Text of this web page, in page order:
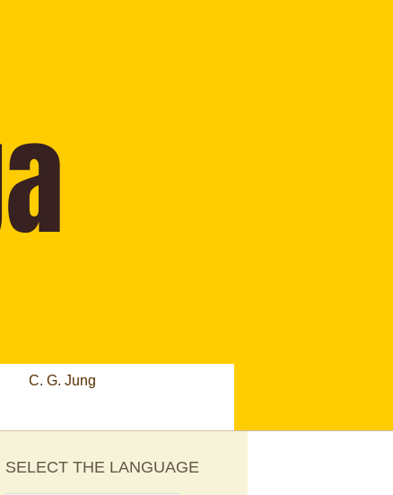
C. G. Jung
SELECT THE LANGUAGE